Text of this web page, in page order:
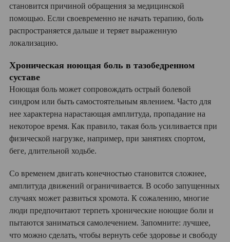
становится причиной обращения за медицинской
помощью. Если своевременно не начать терапию, боль
распространяется дальше и теряет выраженную
локализацию.
Хроническая ноющая боль в тазобедренном
суставе
Ноющая боль может сопровождать острый болевой
синдром или быть самостоятельным явлением. Часто для
нее характерна нарастающая амплитуда, пропадание на
некоторое время. Как правило, такая боль усиливается при
физической нагрузке, например, при занятиях спортом,
беге, длительной ходьбе.
Со временем двигать конечностью становится сложнее,
амплитуда движений ограничивается. В особо запущенных
случаях может развиться хромота. К сожалению, многие
люди предпочитают терпеть хронические ноющие боли и
пытаются заниматься самолечением. Запомните: лучшее,
что можно сделать, чтобы вернуть себе здоровье и свободу